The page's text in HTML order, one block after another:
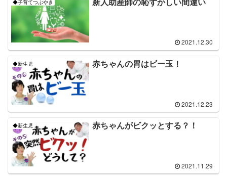
◆子育てつぶやき
2021.12.30
◆新生児 赤ちゃんの胃はビー玉！
2021.12.23
◆新生児 赤ちゃんがビクッとする？！
2021.11.29